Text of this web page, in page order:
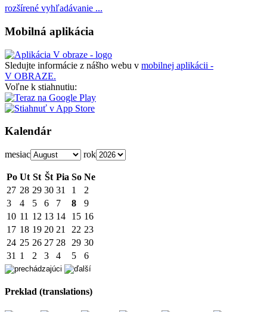
rozšírené vyhľadávanie ...
Mobilná aplikácia
Sledujte informácie z nášho webu v mobilnej aplikácii -
V OBRAZE.
Voľne k stiahnutiu:
Kalendár
mesiac rok
Po Ut St Št Pia So Ne
27 28 29 30 31 1
2
3
4 5 6 7 8
9
10 11 12 13 14 15 16
17 18 19 20 21 22 23
24 25 26 27 28 29 30
31 1 2 3 4 5 6
Preklad (translations)